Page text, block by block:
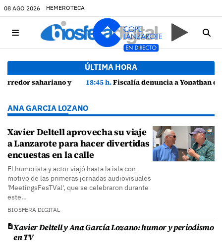
08 AGO 2026 HEMEROTECA
ÚLTIMA HORA
18:45 h.Fiscalía denuncia a Yonathan de León y a Echedey Eugenio por presuntas anomalías en contratos festivos
ANA GARCIA LOZANO
Xavier Deltell aprovecha su viaje
a Lanzarote para hacer divertidas
encuestas en la calle
El humorista y actor viajó hasta la isla con
motivo de las primeras jornadas audiovisuales
'MeetingsFesTVal', que se celebraron durante
este…
BIOSFERA DIGITAL
Xavier Deltell y Ana García Lozano: humor y periodismo
en TV